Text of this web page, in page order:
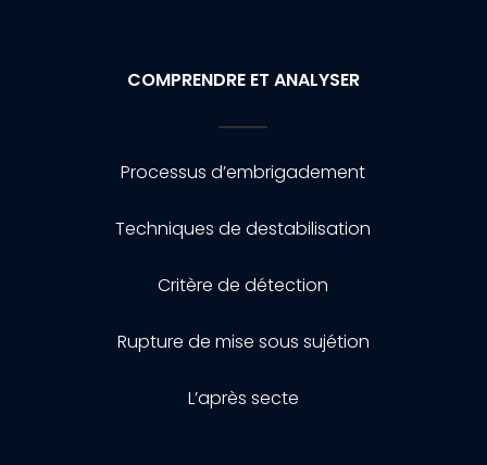
COMPRENDRE ET ANALYSER
Processus d’embrigadement
Techniques de destabilisation
Critère de détection
Rupture de mise sous sujétion
L’après secte